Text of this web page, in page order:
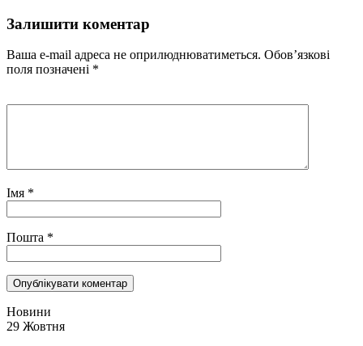
Залишити коментар
Ваша e-mail адреса не оприлюднюватиметься. Обов’язкові
поля позначені *
Імя *
Пошта *
Новини
29 Жовтня